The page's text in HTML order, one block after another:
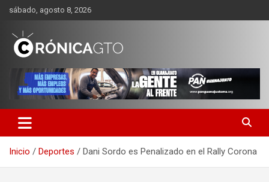
Saltar
contenido
sábado, agosto 8, 2026
CRONICA GUANAJUATO
Inicio Deportes Dani Sordo es Penalizado en el Rally Corona